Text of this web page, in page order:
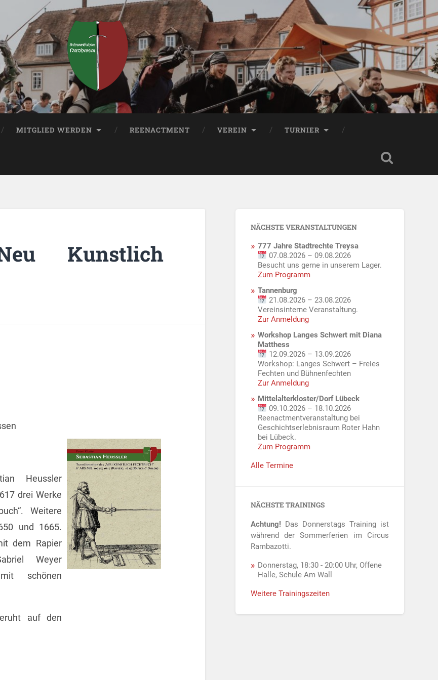
MITGLIED WERDEN REENACTMENT VEREIN TURNIER
Kunstlich
Heussler
drei Werke
Weitere
und 1665.
dem Rapier
Weyer
schönen
auf den
NÄCHSTE VERANSTALTUNGEN
777 Jahre Stadtrechte Treysa
07.08.2026 – 09.08.2026
Besucht uns gerne in unserem Lager.
Zum Programm
Tannenburg
21.08.2026 – 23.08.2026
Vereinsinterne Veranstaltung.
Zur Anmeldung
Workshop Langes Schwert mit Diana
Matthess
12.09.2026 – 13.09.2026
Workshop: Langes Schwert – Freies
Fechten und Bühnenfechten
Zur Anmeldung
Mittelalterkloster/Dorf Lübeck
09.10.2026 – 18.10.2026
Reenactmentveranstaltung bei
Geschichtserlebnisraum Roter Hahn
bei Lübeck.
Zum Programm
Alle Termine
NÄCHSTE TRAININGS
Achtung! Das Donnerstags Training ist
während der Sommerferien im Circus
Rambazotti.
Donnerstag, 18:30 - 20:00 Uhr, Offene
Halle, Schule Am Wall
Weitere Trainingszeiten